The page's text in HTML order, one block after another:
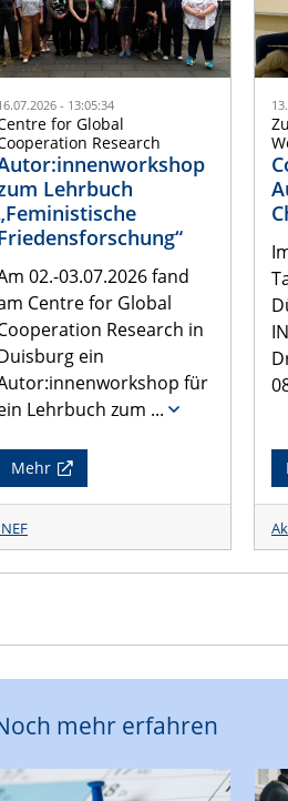
- 13:05:34
for Global
Research
Lehrbuch
02.-03.07.2026 fand
Centre for Global
Research in
ein
für
Lehrbuch zum ...
Mehr
mehr erfahren